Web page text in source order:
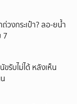
วงกระเป๋า? ลอ-ยน้ำ
7
รับไม่ได้ หลังเห็น